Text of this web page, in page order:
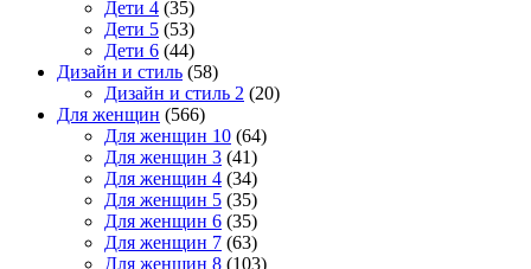
Дети 4 (35)
Дети 5 (53)
Дети 6 (44)
Дизайн и стиль (58)
Дизайн и стиль 2 (20)
Для женщин (566)
Для женщин 10 (64)
Для женщин 3 (41)
Для женщин 4 (34)
Для женщин 5 (35)
Для женщин 6 (35)
Для женщин 7 (63)
Для женщин 8 (103)